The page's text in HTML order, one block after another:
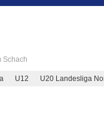
Schach
U12 U20 Landesliga